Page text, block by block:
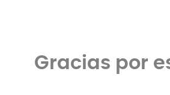
Gracias por